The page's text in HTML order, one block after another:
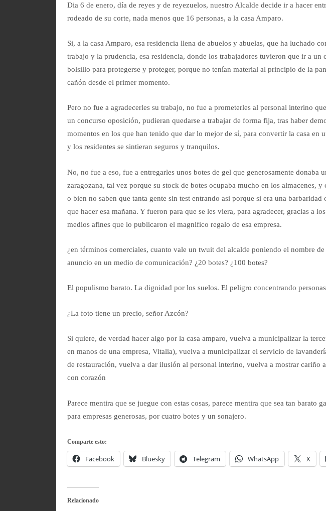
Dia 6 de enero, día de reyes y de reyezuelos, nuestro Alcalde decide ir a hacer
rodeado de su corte, nada menos que 16 personas, a la casa Amparo.
Si, a la casa Amparo, esa residencia llena de abuelos y abuelas, que ha luchado
trabajo y la prudencia, esa residencia, donde los trabajadores tuvieron que ir a un
bolsillo para protegerse y proteger, porque no tenían material al principio de la
cañón desde el primer momento.
Pero no fue a agradecerles su trabajo, no fue a prometerles al personal interino
un concurso oposición, pudieran quedarse a trabajar de forma fija, tras haber
momentos en los que han tenido que dar lo mejor de sí, para convertir la casa en
y los residentes se sintieran seguros y tranquilos.
No, no fue a eso, fue a entregarles unos botes de gel que generosamente donaba
zaragozana, tal vez porque su stock de botes ocupaba mucho en los almacenes,
o bien no saben que tanta gente sin test entrando asi porque si era una
que hacer esa mañana. Y fueron para que se les viera, para agradecer, gracias a
medios afines que lo publicaron el magnifico regalo de esa empresa.
¿en términos comerciales, cuanto vale un twuit del alcalde poniendo el nombre
anuncio en un medio de comunicación? ¿20 botes? ¿100 botes?
El populismo barato. La dignidad por los suelos. El peligro concentrando
¿La foto tiene un precio, señor Azcón?
Si quiere, de verdad hacer algo por la casa amparo, vuelva a municipalizar la
en manos de una empresa, Vitalia), vuelva a municipalizar el servicio de
de restauración, vuelva a dar ilusión al personal interino, vuelva a mostrar cariño
con corazón
Parece mentira que se juegue con estas cosas, parece mentira que sea tan barato
para empresas generosas, por cuatro botes y un sonajero.
Comparte esto:
Facebook Bluesky Telegram WhatsApp X
Relacionado